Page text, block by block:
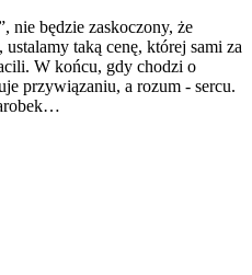
nie będzie zaskoczony, że
taką cenę, której sami za
W końcu, gdy chodzi o
przywiązaniu, a rozum - sercu.